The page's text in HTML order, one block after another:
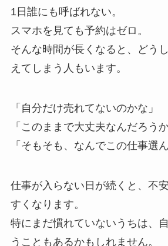
1日誰にも呼ばれない。
スマホを見ても予約はゼロ。
そんな時間が長くなると、どう
えてしまう人もいます。
「自分だけ売れてないのかな」
「このままで大丈夫なんだろうか
「そもそも、なんでこの仕事選
仕事が入らない日が続くと、不
すくなります。
特にまだ慣れていないうちは、
うこともあるかもしれません。